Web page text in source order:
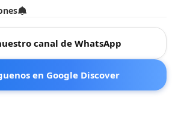
canal de WhatsApp
en Google Discover